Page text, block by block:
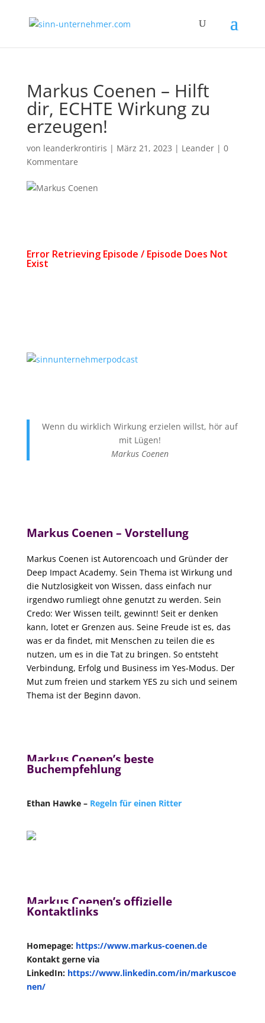
Markus Coenen – Hilft
dir, ECHTE Wirkung zu
erzeugen!
von leanderkrontiris | März 21, 2023 | Leander| 0
Kommentare
Wenn du wirklich Wirkung erzielen willst, hör auf
mit Lügen!
Markus Coenen
Markus Coenen – Vorstellung
Markus Coenen ist Autorencoach und Gründer der
Deep Impact Academy. Sein Thema ist Wirkung und
die Nutzlosigkeit von Wissen, dass einfach nur
irgendwo rumliegt ohne genutzt zu werden. Sein
Credo: Wer Wissen teilt, gewinnt! Seit er denken
kann, lotet er Grenzen aus. Seine Freude ist es, das
was er da findet, mit Menschen zu teilen die es
nutzen, um es in die Tat zu bringen. So entsteht
Verbindung, Erfolg und Business im Yes-Modus. Der
Mut zum freien und starkem YES zu sich und seinem
Thema ist der Beginn davon.
Markus Coenen’s beste
Buchempfehlung
Ethan Hawke – Regeln für einen Ritter
Markus Coenen’s offizielle
Kontaktlinks
Homepage: https://www.markus-coenen.de
Kontakt gerne via
LinkedIn: https://www.linkedin.com/in/markuscoe
nen/